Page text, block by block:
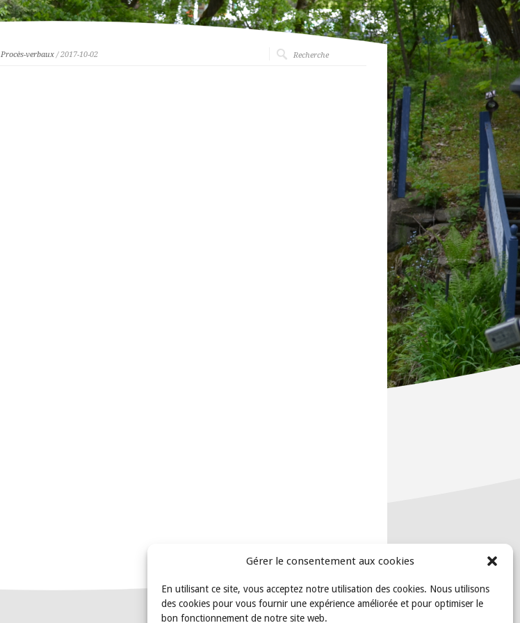
Gérer le consentement aux cookies
En utilisant ce site, vous acceptez notre utilisation des cookies. Nous utilisons
des cookies pour vous fournir une expérience améliorée et pour optimiser le
bon fonctionnement de notre site web.
Procès-verbaux/ 2017-10-02